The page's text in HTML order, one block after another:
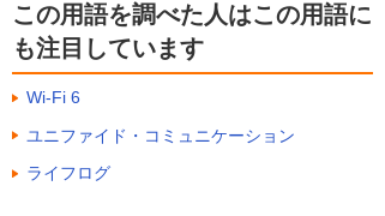
この用語を調べた人はこの用語に
も注目しています
Wi-Fi 6
ユニファイド・コミュニケーション
ライフログ